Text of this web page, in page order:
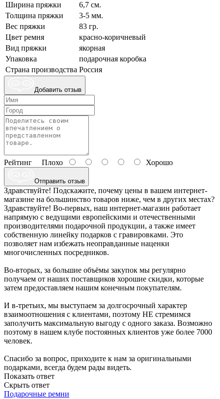
Ширина пряжки
6,7 см.
Толщина пряжки
3-5 мм.
Вес пряжки
83 гр.
Цвет ремня
красно-коричневый
Вид пряжки
якорная
Упаковка
подарочная коробка
Страна производства Россия
Добавить отзыв
Рейтинг Плохо Хорошо
Отправить отзыв
Здравствуйте! Подскажите, почему цены в вашем интернет-
магазине на большинство товаров ниже, чем в других местах?
Здравствуйте! Во-первых, наш интернет-магазин работает
напрямую с ведущими европейскими и отечественными
производителями подарочной продукции, а также имеет
собственную линейку подарков с гравировками. Это
позволяет нам избежать неоправданные наценки
многочисленных посредников.
Во-вторых, за большие объёмы закупок мы регулярно
получаем от наших поставщиков хорошие скидки, которые
затем предоставляем нашим конечным покупателям.
И в-третьих, мы выступаем за долгосрочный характер
взаимоотношения с клиентами, поэтому НЕ стремимся
заполучить максимальную выгоду с одного заказа. Возможно
поэтому в нашем клубе постоянных клиентов уже более 7000
человек.
Спасибо за вопрос, приходите к нам за оригинальными
подарками, всегда будем рады видеть.
Показать ответ
Скрыть ответ
Подарочные ремни